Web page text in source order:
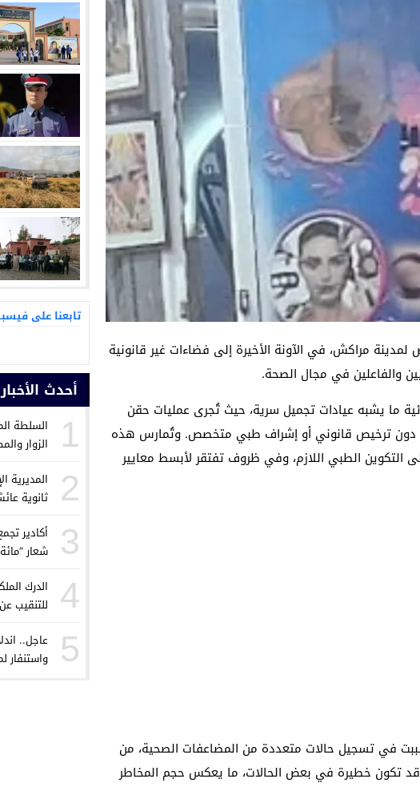
مراكش، في الآونة الأخيرة إلى فضاءات غير قانونية
والفاعلين في مجال الصحة.
ما يشبه عيادات تجميل سرية، حيث تُجرى عمليات حقن
دون ترخيص قانوني أو إشراف طبي متخصص. وتُمارس هذه
الطبي اللازم، وفي ظروف تفتقر لأبسط معايير
في تسجيل حالات متعددة من المضاعفات الصحية، من
قد تكون خطيرة في بعض الحالات، ما يعكس حجم المخاطر
تابعنا على
أحدث الأخبار
1
السلطة
الزوار
2
المديرية
ثانوية
3
شعار
4
الدرك
للتنقيب
5
عاجل..
واستنفار